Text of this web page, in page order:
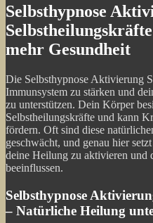
Selbsthypnose
mehr Gesundheit
Die Selbsthypnose Aktivierung
Immunsystem zu stärken und
zu unterstützen. Dein Körper
Selbstheilungskräfte und kann
fördern. Oft sind diese
geschwächt, und genau hier
deine Heilung zu aktivieren und
beeinflussen.
Selbsthypnose
– Natürliche Heilung